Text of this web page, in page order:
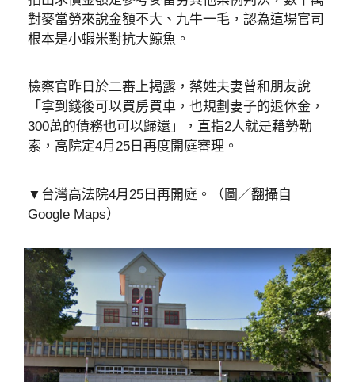
對麥當勞來說金額不大、九牛一毛，認為這場官司
根本是小蝦米對抗大鯨魚。
檢察官昨日於二審上揭露，蔡姓夫妻曾和朋友說
「拿到錢後可以買房買車，也規劃妻子的退休金，
300萬的債務也可以歸還」，直指2人就是藉勢勒
索，高院定4月25日再度開庭審理。
▼台灣高法院4月25日再開庭。（圖／翻攝自
Google Maps）